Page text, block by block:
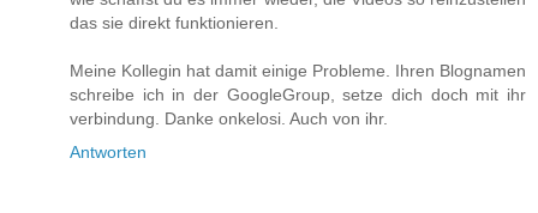
das sie direkt funktionieren.
Meine Kollegin hat damit einige Probleme. Ihren Blognamen
schreibe ich in der GoogleGroup, setze dich doch mit ihr
verbindung. Danke onkelosi. Auch von ihr.
Antworten